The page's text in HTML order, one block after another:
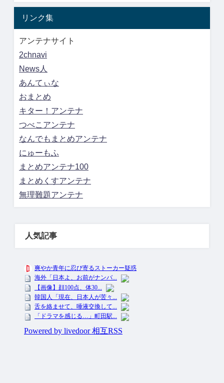
リンク集
アンテナサイト
2chnavi
News人
あんてぃな
おまとめ
キター！アンテナ
つべこアンテナ
なんでもまとめアンテナ
にゅーもふ
まとめアンテナ100
まとめくすアンテナ
無理難題アンテナ
人気記事